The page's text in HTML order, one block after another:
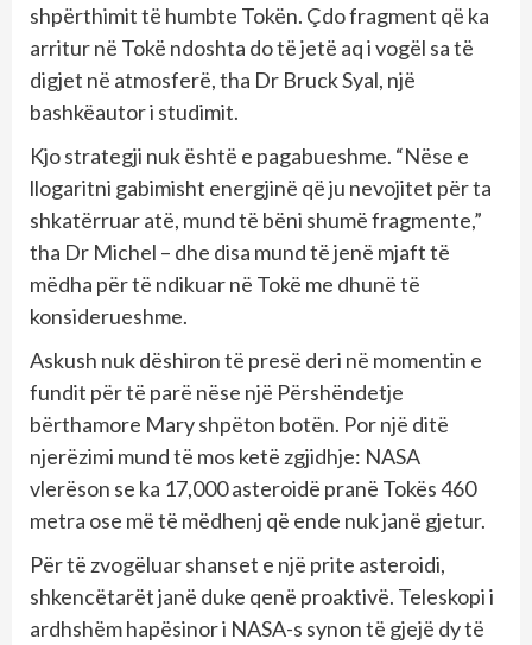
shpërthimit të humbte Tokën. Çdo fragment që ka
arritur në Tokë ndoshta do të jetë aq i vogël sa të
digjet në atmosferë, tha Dr Bruck Syal, një
bashkëautor i studimit.
Kjo strategji nuk është e pagabueshme. “Nëse e
llogaritni gabimisht energjinë që ju nevojitet për ta
shkatërruar atë, mund të bëni shumë fragmente,”
tha Dr Michel – dhe disa mund të jenë mjaft të
mëdha për të ndikuar në Tokë me dhunë të
konsiderueshme.
Askush nuk dëshiron të presë deri në momentin e
fundit për të parë nëse një Përshëndetje
bërthamore Mary shpëton botën. Por një ditë
njerëzimi mund të mos ketë zgjidhje: NASA
vlerëson se ka 17,000 asteroidë pranë Tokës 460
metra ose më të mëdhenj që ende nuk janë gjetur.
Për të zvogëluar shanset e një prite asteroidi,
shkencëtarët janë duke qenë proaktivë. Teleskopi i
ardhshëm hapësinor i NASA-s synon të gjejë dy të